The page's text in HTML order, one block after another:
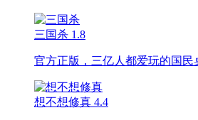
三国杀 1.8
官方正版，三亿人都爱玩的国民
想不想修真 4.4